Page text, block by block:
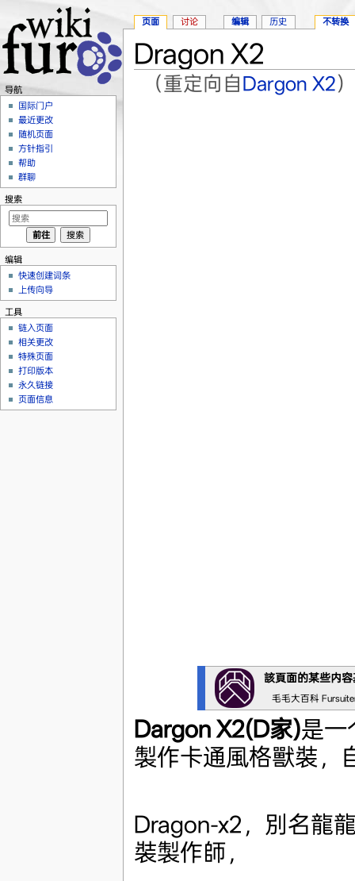
Dragon X2
（重定向自Dargon X2
該頁面的某些内
毛毛大百科
Dargon X2(D家)是一
製作卡通風格獸裝，
Dragon-x2，別名龍
裝製作師，
页面 讨论 编辑 历史 不转换
导航
国际门户
最近更改
随机页面
方针指引
帮助
群聊
搜索
编辑
快速创建词条
上传向导
工具
链入页面
相关更改
特殊页面
打印版本
永久链接
页面信息